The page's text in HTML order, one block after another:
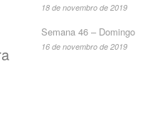
18 de novembro de 2019
Semana 46 – Domingo
16 de novembro de 2019